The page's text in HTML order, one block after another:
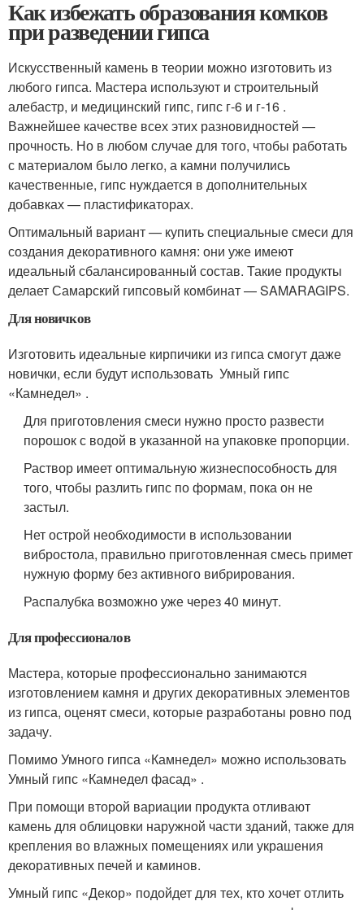
Как избежать образования комков
при разведении гипса
Искусственный камень в теории можно изготовить из
любого гипса. Мастера используют и строительный
алебастр, и медицинский гипс, гипс г-6 и г-16 .
Важнейшее качестве всех этих разновидностей —
прочность. Но в любом случае для того, чтобы работать
с материалом было легко, а камни получились
качественные, гипс нуждается в дополнительных
добавках — пластификаторах.
Оптимальный вариант — купить специальные смеси для
создания декоративного камня: они уже имеют
идеальный сбалансированный состав. Такие продукты
делает Самарский гипсовый комбинат — SAMARAGIPS.
Для новичков
Изготовить идеальные кирпичики из гипса смогут даже
новички, если будут использовать Умный гипс
«Камнедел» .
Для приготовления смеси нужно просто развести
порошок с водой в указанной на упаковке пропорции.
Раствор имеет оптимальную жизнеспособность для
того, чтобы разлить гипс по формам, пока он не
застыл.
Нет острой необходимости в использовании
вибростола, правильно приготовленная смесь примет
нужную форму без активного вибрирования.
Распалубка возможно уже через 40 минут.
Для профессионалов
Мастера, которые профессионально занимаются
изготовлением камня и других декоративных элементов
из гипса, оценят смеси, которые разработаны ровно под
задачу.
Помимо Умного гипса «Камнедел» можно использовать
Умный гипс «Камнедел фасад» .
При помощи второй вариации продукта отливают
камень для облицовки наружной части зданий, также для
крепления во влажных помещениях или украшения
декоративных печей и каминов.
Умный гипс «Декор» подойдет для тех, кто хочет отлить